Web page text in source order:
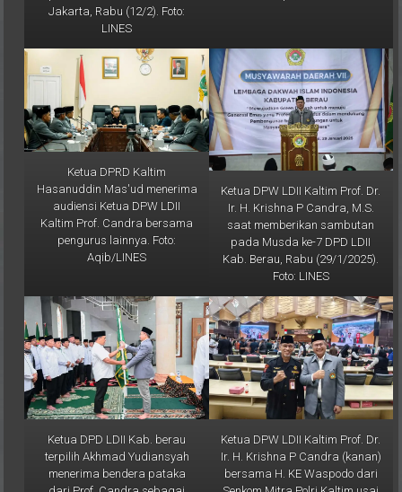
LINES
Ketua DPRD Kaltim
Hasanuddin Mas'ud menerima
audiensi Ketua DPW LDII
Kaltim Prof. Candra bersama
pengurus lainnya. Foto:
Aqib/LINES
Ketua DPW LDII Kaltim Prof. Dr.
Ir. H. Krishna P Candra, M.S.
saat memberikan sambutan
pada Musda ke-7 DPD LDII
Kab. Berau, Rabu (29/1/2025).
Foto: LINES
Ketua DPD LDII Kab. berau
terpilih Akhmad Yudiansyah
menerima bendera pataka
dari Prof. Candra sebagai
simbol pergantian
Ketua DPW LDII Kaltim Prof. Dr.
Ir. H. Krishna P Candra (kanan)
bersama H. KE Waspodo dari
Senkom Mitra Polri Kaltim usai
mengikuti Rapat Paripurna